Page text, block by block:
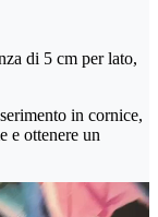
di 5 cm per lato,
in cornice,
e ottenere un